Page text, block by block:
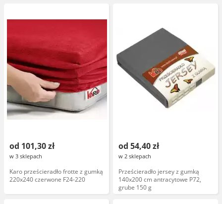
od 101,30 zł
w 3 sklepach
Karo prześcieradło frotte z gumką
220x240 czerwone F24-220
od 54,40 zł
w 2 sklepach
Prześcieradło jersey z gumką
140x200 cm antracytowe P72,
grube 150 g